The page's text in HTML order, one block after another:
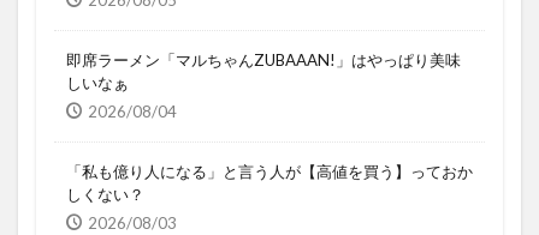
即席ラーメン「マルちゃんZUBAAAN!」はやっぱり美味
しいなぁ
2026/08/04
「私も億り人になる」と言う人が【高値を買う】っておか
しくない？
2026/08/03